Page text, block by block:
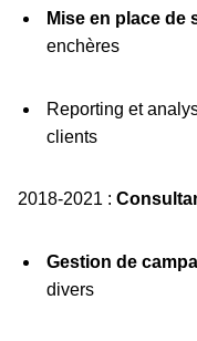
Mise en place de
enchères
Reporting et
clients
2018-2021 :
Gestion de
divers